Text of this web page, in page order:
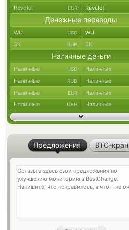
Revolut EUR Revolut
Денежные переводы
WU USD WU
ЗК RUB ЗК
Наличные деньги
Наличные USD Наличные
Наличные RUB Наличные
Наличные EUR Наличные
Наличные UAH Наличные
Предложения BTC-кран